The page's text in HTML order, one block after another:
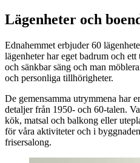
Lägenheter och
Ednahemmet erbjuder 60
lägenheter har eget badrum och
och sänkbar säng och man
och personliga tillhörigheter.
De gemensamma utrymmena har
detaljer från 1950- och 60-talen.
kök, matsal och balkong eller
för våra aktiviteter och i
frisersalong.